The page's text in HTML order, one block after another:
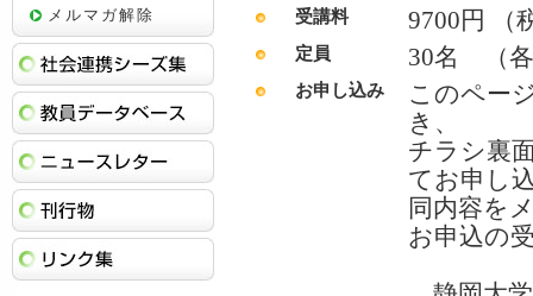
受講料 9700円
定員 30名 （
お申し込み
このペー
き、
チラシ裏
てお申し
同内容を
お申込の
メルマガ解除
社会連携シーズ集
教員データベース